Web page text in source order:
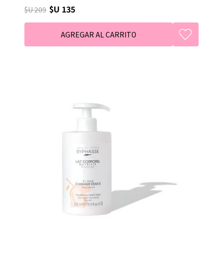
$U 209 $U 135